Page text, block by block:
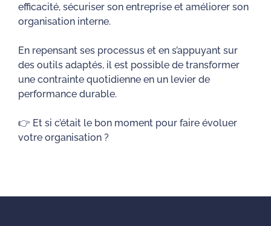
efficacité, sécuriser son entreprise et améliorer son
organisation interne.
En repensant ses processus et en s’appuyant sur
des outils adaptés, il est possible de transformer
une contrainte quotidienne en un levier de
performance durable.
👉 Et si c’était le bon moment pour faire évoluer
votre organisation ?